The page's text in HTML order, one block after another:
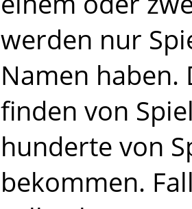
werden nur
Namen haben.
finden von
hunderte von
bekommen.